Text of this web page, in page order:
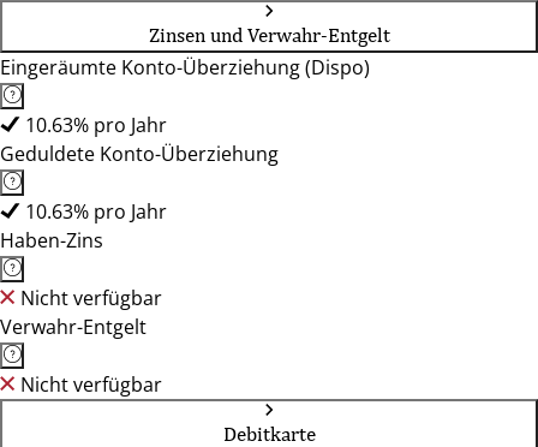
Zinsen und Verwahr-Entgelt
Eingeräumte Konto-Überziehung (Dispo)
10.63% pro Jahr
Geduldete Konto-Überziehung
10.63% pro Jahr
Haben-Zins
Nicht verfügbar
Verwahr-Entgelt
Nicht verfügbar
Debitkarte